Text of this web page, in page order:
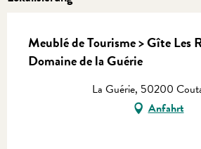
Meublé de Tourisme > Gîte Les
Domaine de la Guérie
La Guérie, 50200
Anfahrt